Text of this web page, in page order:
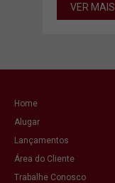
VER MAIS
Home
Alugar
Lançamentos
Área do Cliente
Trabalhe Conosco